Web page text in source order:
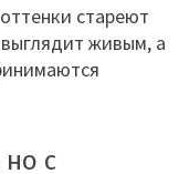
стареют
живым, а
с